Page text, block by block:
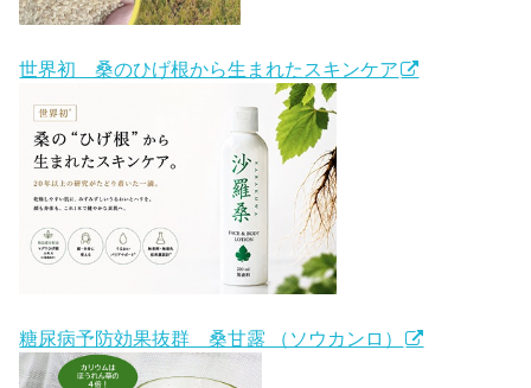
世界初 桑のひげ根から生まれたスキンケア
糖尿病予防効果抜群 桑甘露 （ソウカンロ）